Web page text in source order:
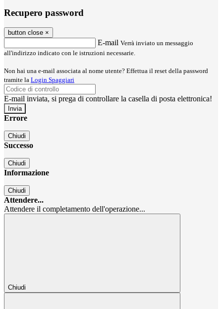
Recupero password
button close ×
E-mail Verrà inviato un messaggio
all'indirizzo indicato con le istruzioni necessarie.
Non hai una e-mail associata al nome utente? Effettua il reset della password
tramite la Login Spaggiari
E-mail inviata, si prega di controllare la casella di posta elettronica!
Errore
Chiudi
Successo
Chiudi
Informazione
Chiudi
Attendere...
Attendere il completamento dell'operazione...
Chiudi